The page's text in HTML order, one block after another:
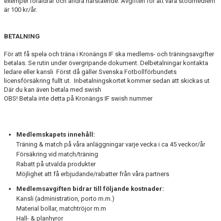
är 100 kr/år.
BETALNING
För att få spela och träna i Kronängs IF ska medlems- och träningsavgifter
betalas. Se rutin under övergripande dokument. Delbetalningar kontakta
ledare eller kansli Först då gäller Svenska Fotbollförbundets
licensförsäkring fullt ut. Inbetalningskortet kommer sedan att skickas ut
Där du kan även betala med swish
OBS! Betala inte detta på Kronängs IF swish nummer
Medlemskapets innehåll:
Träning & match på våra anläggningar varje vecka i ca 45 veckor/år
Försäkring vid match/träning
Rabatt på utvalda produkter
Möjlighet att få erbjudande/rabatter från våra partners
Medlemsavgiften bidrar till följande kostnader:
Kansli (administration, porto m.m.)
Material bollar, matchtröjor m.m
Hall- & planhyror